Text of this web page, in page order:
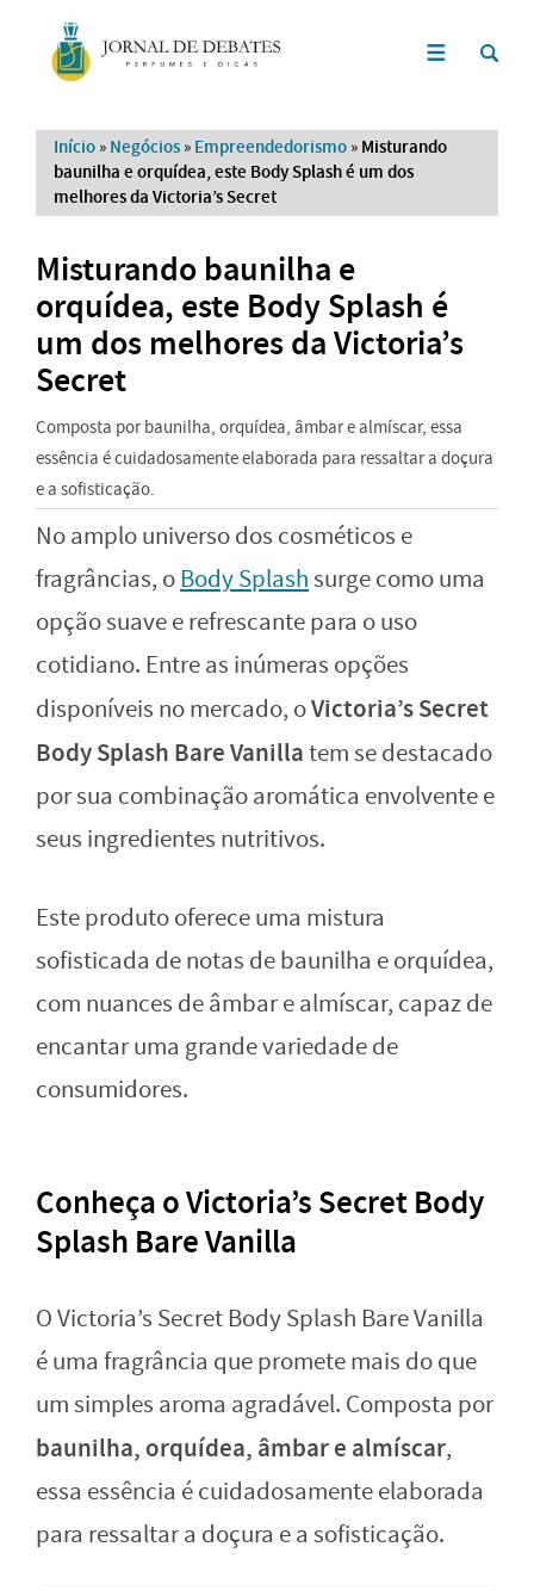
Início » Negócios » Empreendedorismo » Misturando
baunilha e orquídea, este Body Splash é um dos
melhores da Victoria’s Secret
Misturando baunilha e
orquídea, este Body Splash é
um dos melhores da Victoria’s
Secret
Composta por baunilha, orquídea, âmbar e almíscar, essa
essência é cuidadosamente elaborada para ressaltar a doçura
e a sofisticação.
No amplo universo dos cosméticos e
fragrâncias, oBody Splashsurge como uma
opção suave e refrescante para o uso
cotidiano. Entre as inúmeras opções
disponíveis no mercado, oVictoria’s Secret
Body Splash Bare Vanillatem se destacado
por sua combinação aromática envolvente e
seus ingredientes nutritivos.
Este produto oferece uma mistura
sofisticada de notas de baunilha e orquídea,
com nuances de âmbar e almíscar, capaz de
encantar uma grande variedade de
consumidores.
Conheça o Victoria’s Secret Body
Splash Bare Vanilla
O Victoria’s Secret Body Splash Bare Vanilla
é uma fragrância que promete mais do que
um simples aroma agradável. Composta por
baunilha, orquídea, âmbar e almíscar,
essa essência é cuidadosamente elaborada
para ressaltar a doçura e a sofisticação.